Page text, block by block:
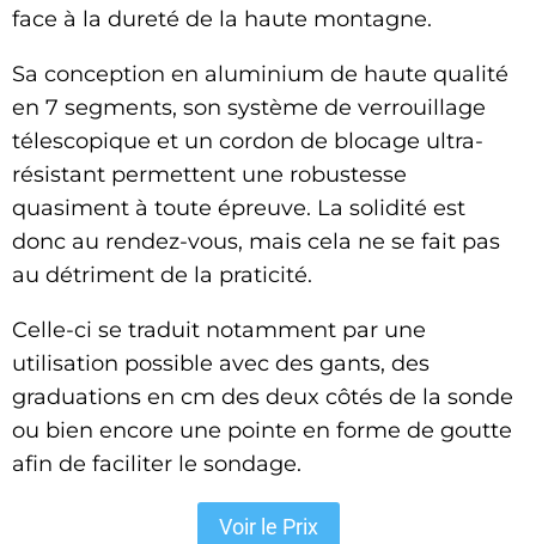
face à la dureté de la haute montagne.
Sa conception en aluminium de haute qualité
en 7 segments, son système de verrouillage
télescopique et un cordon de blocage ultra-
résistant permettent une robustesse
quasiment à toute épreuve. La solidité est
donc au rendez-vous, mais cela ne se fait pas
au détriment de la praticité.
Celle-ci se traduit notamment par une
utilisation possible avec des gants, des
graduations en cm des deux côtés de la sonde
ou bien encore une pointe en forme de goutte
afin de faciliter le sondage.
Voir le Prix